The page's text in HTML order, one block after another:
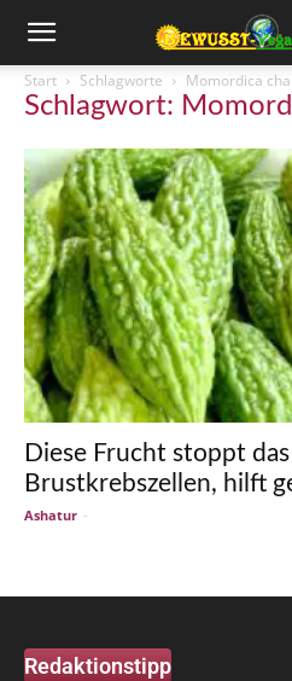
Start Schlagworte Momordica
Schlagwort:
Diese Frucht stoppt
Brustkrebszellen, hilft
Ashatur -
Redaktionstipp